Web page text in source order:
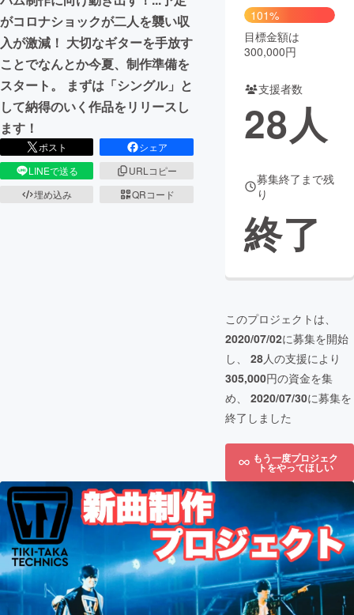
CAMPFIRE for Social Good CAMPFIRE Creation
CAMPFIREふるさと納税machi-ya コミュニティ
がコロナショックが二人を襲い収
入が激減！ 大切なギターを手放す
ことでなんとか今夏、制作準備を
スタート。 まずは「シングル」と
して納得のいく作品をリリースし
ます！
ポスト
シェア
LINEで送る
URLコピー
埋め込み
QRコード
101%
目標金額は
300,000円
支援者数
28人
募集終了まで残
り
終了
このプロジェクトは、
2020/07/02に募集を開始
し、 28人の支援により
305,000円の資金を集
め、 2020/07/30に募集を
終了しました
もう一度プロジェク
トをやってほしい